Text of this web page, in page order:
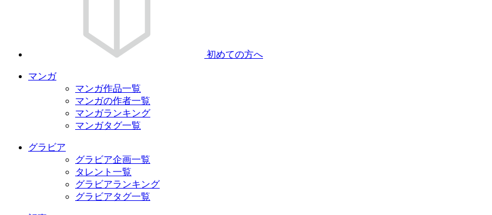
初めての方へ
マンガ
マンガ作品一覧
マンガの作者一覧
マンガランキング
マンガタグ一覧
グラビア
グラビア企画一覧
タレント一覧
グラビアランキング
グラビアタグ一覧